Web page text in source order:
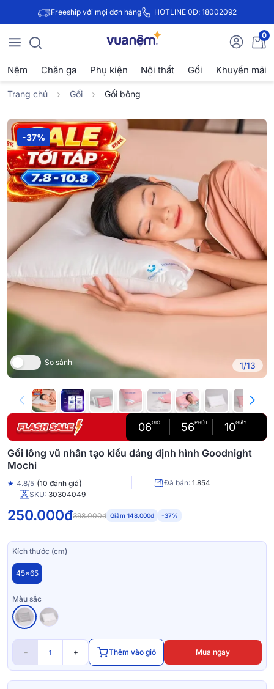
Freeship với mọi đơn hàng HOTLINE 0Đ: 18002092
0
Nệm Chăn ga Phụ kiện Nội thất Gối Khuyến mãi
Trang chủ Gối Gối bông
-37%
So sánh 1/13
06GIỜ 56PHÚT 09GIÂY
Gối lông vũ nhân tạo kiểu dáng định hình Goodnight
Mochi
★ 4.8/5 (10 đánh giá) Đã bán: 1.854
SKU: 30304049
250.000đ398.000đ Giảm 148.000đ -37%
Kích thước (cm)
45x65
Màu sắc
− + Thêm vào giỏ Mua ngay